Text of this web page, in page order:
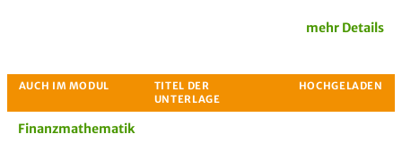
mehr Details
Finanzmathematik